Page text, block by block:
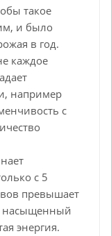
такое
и было
в год.
каждое
например
с
с 5
превышает
насыщенный
энергия.